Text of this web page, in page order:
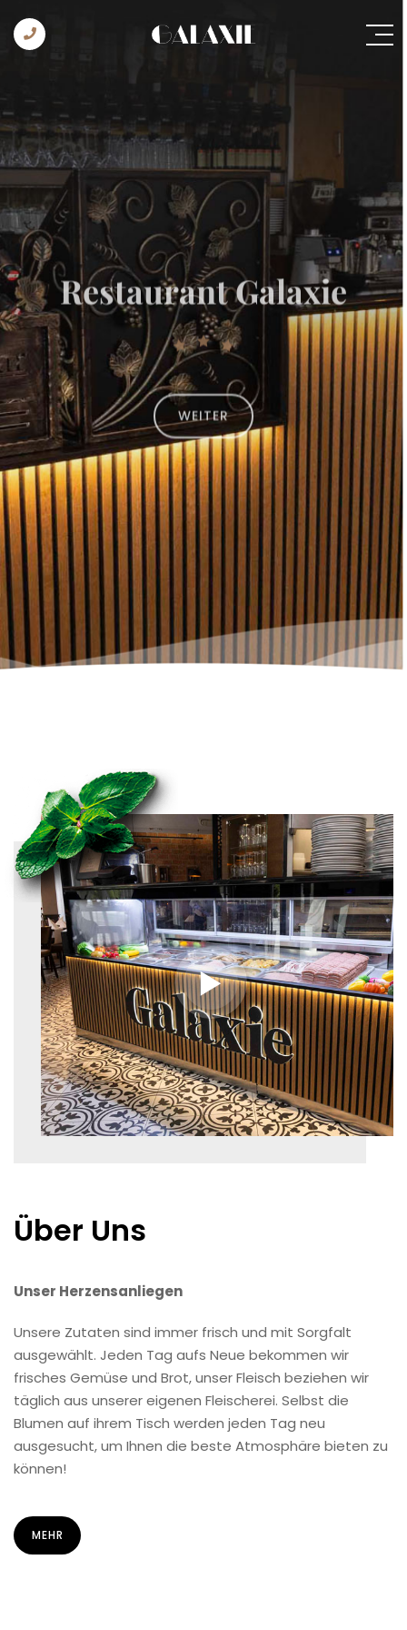
Restaurant Galaxie
WEITER
Über Uns
Unser Herzensanliegen
Unsere Zutaten sind immer frisch und mit Sorgfalt
ausgewählt. Jeden Tag aufs Neue bekommen wir
frisches Gemüse und Brot, unser Fleisch beziehen wir
täglich aus unserer eigenen Fleischerei. Selbst die
Blumen auf ihrem Tisch werden jeden Tag neu
ausgesucht, um Ihnen die beste Atmosphäre bieten zu
können!
MEHR